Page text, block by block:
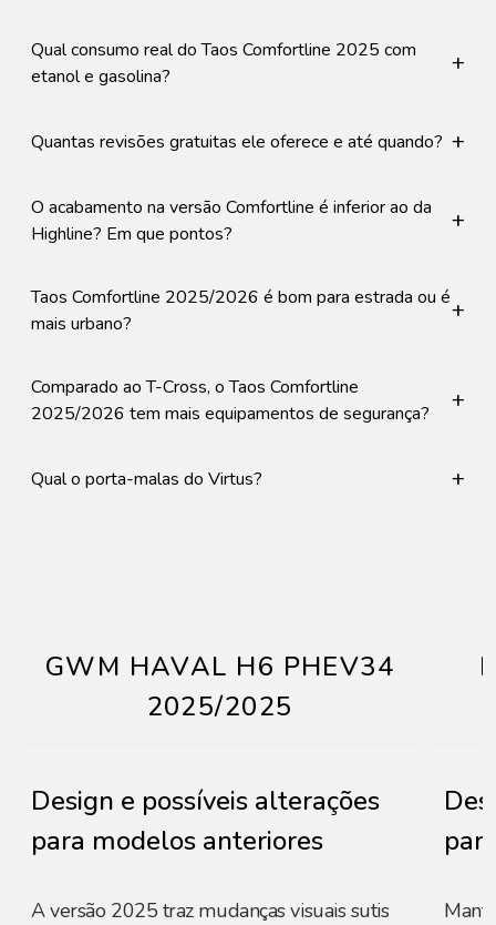
Qual consumo real do Taos Comfortline 2025 com
etanol e gasolina?
+
Quantas revisões gratuitas ele oferece e até quando? +
O acabamento na versão Comfortline é inferior ao da
Highline? Em que pontos?
+
Taos Comfortline 2025/2026 é bom para estrada ou é
mais urbano?
+
Comparado ao T-Cross, o Taos Comfortline
2025/2026 tem mais equipamentos de segurança?
+
Qual o porta-malas do Virtus? +
GWM HAVAL H6 PHEV34
2025/2025
Design e possíveis alterações
para modelos anteriores
A versão 2025 traz mudanças visuais sutis